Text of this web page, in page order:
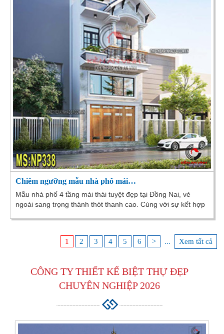
Chiêm ngưỡng mẫu nhà phố mái…
Mẫu nhà phố 4 tầng mái thái tuyệt đẹp tại Đồng Nai, vẻ
ngoài sang trọng thánh thót thanh cao. Cùng với sự kết hợp
1 2 3 4 5 6 > ... Xem tất cả
CÔNG TYTHIẾT KẾ BIỆT THỰ ĐẸP
CHUYÊN NGHIỆP 2026